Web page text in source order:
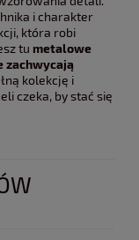
i charakter
która robi
tu metalowe
zachwycają
kolekcję i
czeka, by stać się